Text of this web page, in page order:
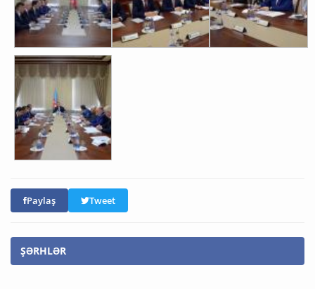
Paylaş Tweet
ŞƏRHLƏR